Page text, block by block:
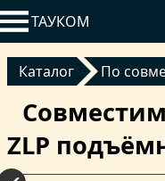
ТАУКОМ
Каталог По
ZLP